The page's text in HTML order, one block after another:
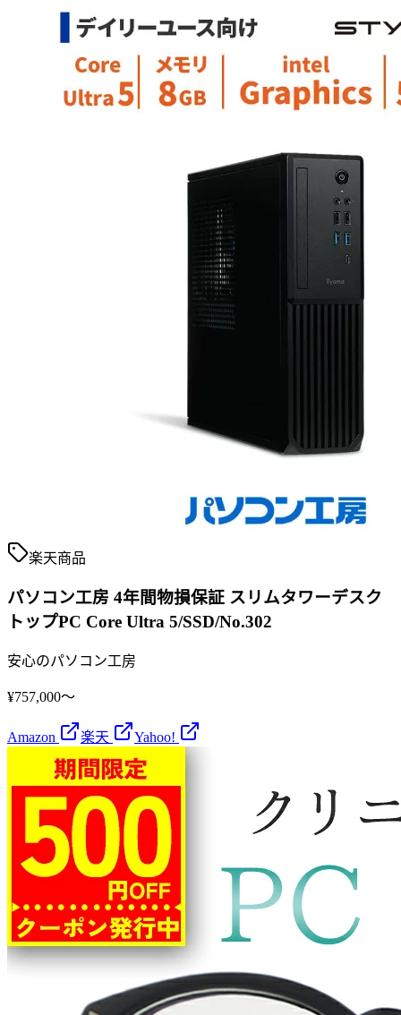
楽天商品
パソコン工房 4年間物損保証 スリムタワーデスク
トップPC Core Ultra 5/SSD/No.302
安心のパソコン工房
¥757,000〜
Amazon 楽天 Yahoo!